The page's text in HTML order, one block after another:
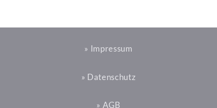
» Impressum
» Datenschutz
» AGB